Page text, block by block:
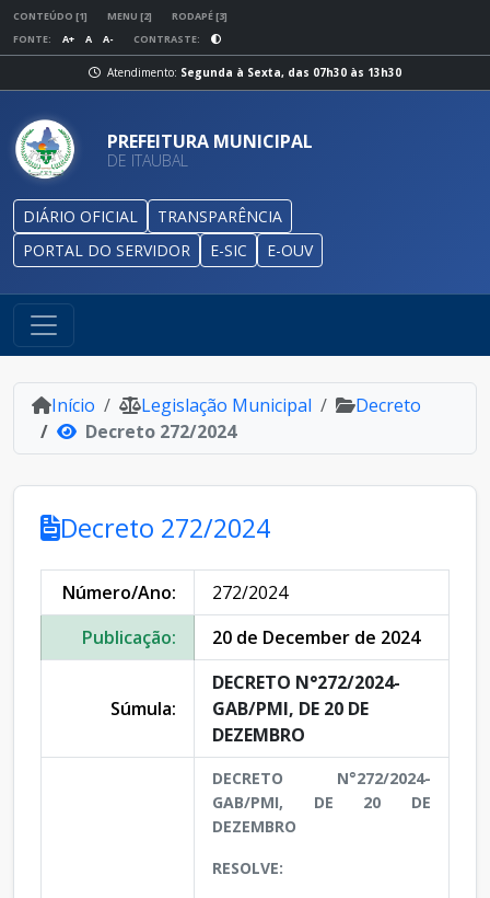
CONTEÚDO [1] MENU [2]
RODAPÉ [3]
FONTE:
A+ A A- CONTRASTE:
Atendimento: Segunda à Sexta, das 07h30 às 13h30
PREFEITURA MUNICIPAL
DE ITAUBAL
DIÁRIO OFICIAL
TRANSPARÊNCIA
PORTAL DO SERVIDOR
E-SIC E-OUV
Início Legislação Municipal
Decreto
Decreto 272/2024
Decreto 272/2024
Número/Ano:
272/2024
Publicação:
20 de December de 2024
Súmula:
DECRETO N°272/2024-
GAB/PMI, DE 20 DE
DEZEMBRO
DECRETO N°272/2024-
GAB/PMI, DE 20 DE
DEZEMBRO
RESOLVE: